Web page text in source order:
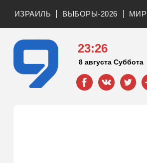
ИЗРАИЛЬ ВЫБОРЫ-2026 МИР
23:26
8 августа Суббота